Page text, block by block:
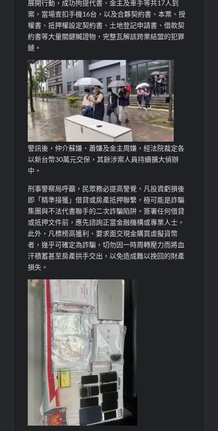
展開行動，成功拘提代書、金主及車手等共17人到
案，當場查扣手機16台，以及合夥契約書、本票、授
權書、抵押權設定契約書、土地登記申請書、借款契
約書等大量關鍵贓證物，完整瓦解該跨業結盟的犯罪
鏈。
警訊後，仲介蘇嫌、蕭嫌及金主周嫌，經法院裁定各
以新台幣30萬元交保，其餘涉案人員持續擴大偵辦
中。
刑事警察局呼籲，民眾務必提高警覺，凡投資虧損後
即「精準接獲」借貸或房產抵押聯繫，極可能是詐騙
集團與不法代書聯手的二次詐騙陷阱。簽署任何借貸
或抵押文件前，應先諮詢正當金融機構或專業人士。
此外，凡標榜高獲利、要求面交現金購買虛擬貨幣
者，幾乎可確定為詐騙，切勿因一時周轉壓力而將血
汗積蓄甚至房產拱手交出，以免造成難以挽回的財產
損失。